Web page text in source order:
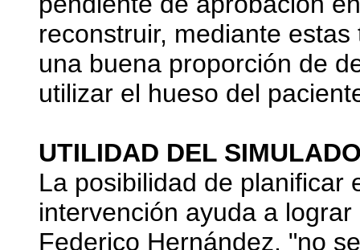
reconstruir, mediante
una buena proporción de
utilizar el hueso del
UTILIDAD DEL
La posibilidad de planificar
intervención ayuda a
Federico Hernández, "no